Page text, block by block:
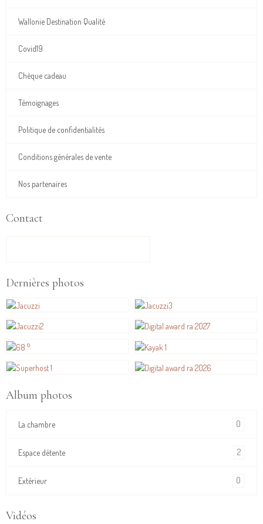
Wallonie Destination Qualité
Covid19
Chèque cadeau
Témoignages
Politique de confidentialités
Conditions générales de vente
Nos partenaires
Contact
Dernières photos
Album photos
La chambre 0
Espace détente 2
Extérieur 0
Vidéos